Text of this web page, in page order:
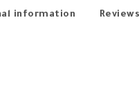
information